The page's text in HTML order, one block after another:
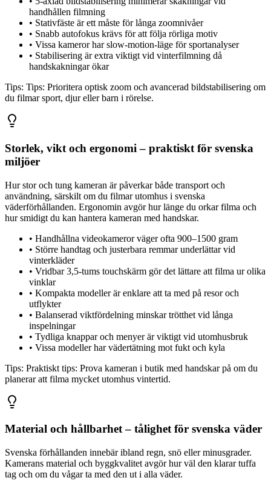
handhållen filmning
• Stativfäste är ett måste för långa zoomnivåer
• Snabb autofokus krävs för att följa rörliga motiv
• Vissa kameror har slow-motion-läge för sportanalyser
• Stabilisering är extra viktigt vid vinterfilmning då
handskakningar ökar
Tips: Tips: Prioritera optisk zoom och avancerad bildstabilisering om
du filmar sport, djur eller barn i rörelse.
Storlek, vikt och ergonomi – praktiskt för svenska
miljöer
Hur stor och tung kameran är påverkar både transport och
användning, särskilt om du filmar utomhus i svenska
väderförhållanden. Ergonomin avgör hur länge du orkar filma och
hur smidigt du kan hantera kameran med handskar.
• Handhållna videokameror väger ofta 900–1500 gram
• Större handtag och justerbara remmar underlättar vid
vinterkläder
• Vridbar 3,5-tums touchskärm gör det lättare att filma ur olika
vinklar
• Kompakta modeller är enklare att ta med på resor och
utflykter
• Balanserad viktfördelning minskar trötthet vid långa
inspelningar
• Tydliga knappar och menyer är viktigt vid utomhusbruk
• Vissa modeller har vädertätning mot fukt och kyla
Tips: Praktiskt tips: Prova kameran i butik med handskar på om du
planerar att filma mycket utomhus vintertid.
Material och hållbarhet – tålighet för svenska väder
Svenska förhållanden innebär ibland regn, snö eller minusgrader.
Kamerans material och byggkvalitet avgör hur väl den klarar tuffa
tag och om du vågar ta med den ut i alla väder.